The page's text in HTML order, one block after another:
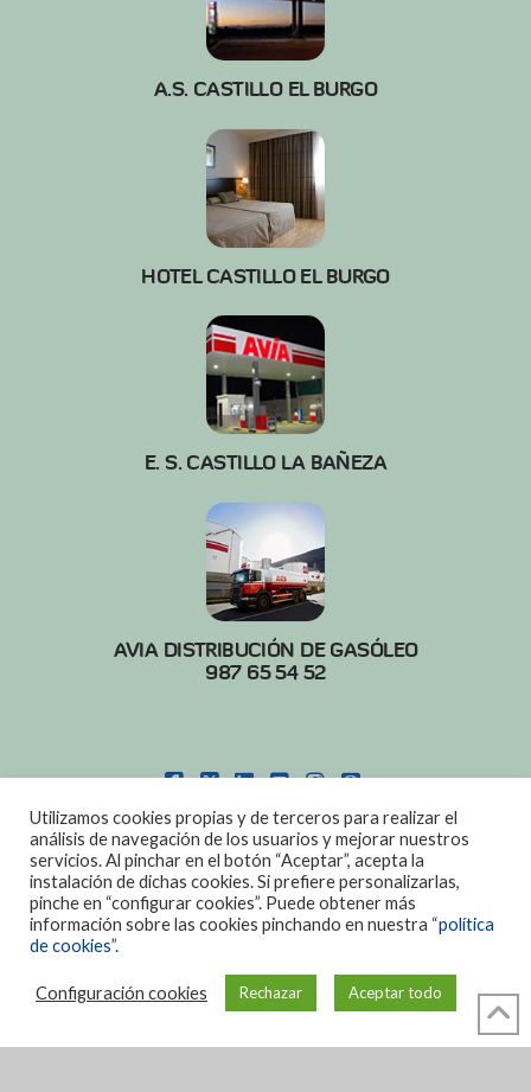
A.S. CASTILLO EL BURGO
HOTEL CASTILLO EL BURGO
E. S. CASTILLO LA BAÑEZA
AVIA DISTRIBUCIÓN DE GASÓLEO
987 65 54 52
POLITICA DE COOKIES|AVISO LEGAL
DISEÑO: DIAN SISTEMAS
Utilizamos cookies propias y de terceros para realizar el
análisis de navegación de los usuarios y mejorar nuestros
servicios. Al pinchar en el botón “Aceptar”, acepta la
instalación de dichas cookies. Si prefiere personalizarlas,
pinche en “configurar cookies”. Puede obtener más
información sobre las cookies pinchando en nuestra “política
de cookies”.
Configuración cookies Rechazar Aceptar todo